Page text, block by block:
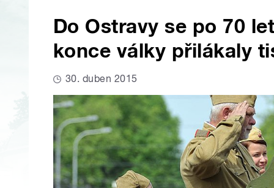
Do Ostravy se po 70
konce války přilákaly
30. duben 2015